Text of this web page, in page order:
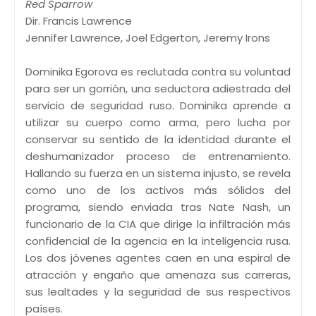
Red Sparrow
Dir. Francis Lawrence
Jennifer Lawrence, Joel Edgerton, Jeremy Irons
Dominika Egorova es reclutada contra su voluntad
para ser un gorrión, una seductora adiestrada del
servicio de seguridad ruso. Dominika aprende a
utilizar su cuerpo como arma, pero lucha por
conservar su sentido de la identidad durante el
deshumanizador proceso de entrenamiento.
Hallando su fuerza en un sistema injusto, se revela
como uno de los activos más sólidos del
programa, siendo enviada tras Nate Nash, un
funcionario de la CIA que dirige la infiltración más
confidencial de la agencia en la inteligencia rusa.
Los dos jóvenes agentes caen en una espiral de
atracción y engaño que amenaza sus carreras,
sus lealtades y la seguridad de sus respectivos
países.